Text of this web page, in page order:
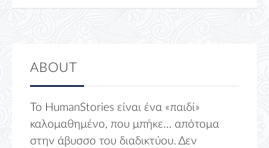
ABOUT
Το HumanStories είναι ένα «παιδί»
καλομαθημένο, που μπήκε… απότομα
στην άβυσσο του διαδικτύου. Δεν